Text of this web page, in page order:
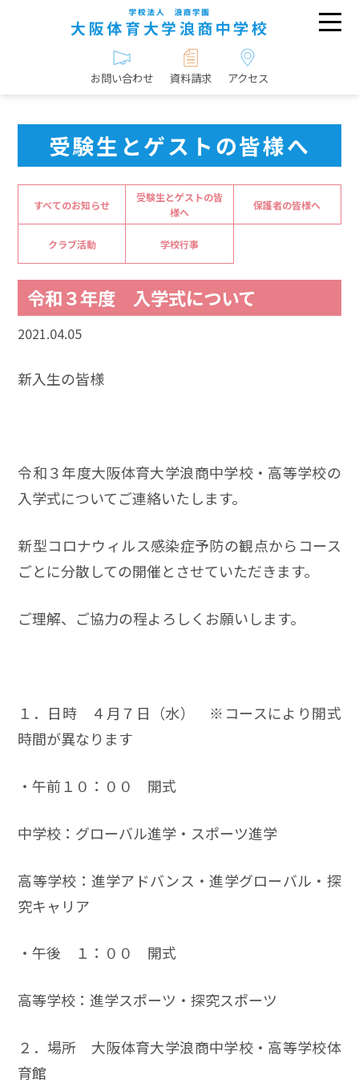
お問い合わせ 資料請求 アクセス
受験生とゲストの皆様へ
すべてのお知らせ
受験生とゲストの皆
様へ
保護者の皆様へ
クラブ活動 学校行事
令和３年度 入学式について
2021.04.05
新入生の皆様
令和３年度大阪体育大学浪商中学校・高等学校の
入学式についてご連絡いたします。
新型コロナウィルス感染症予防の観点からコース
ごとに分散しての開催とさせていただきます。
ご理解、ご協力の程よろしくお願いします。
１．日時 ４月７日（水） ※コースにより開式
時間が異なります
・午前１０：００ 開式
中学校：グローバル進学・スポーツ進学
高等学校：進学アドバンス・進学グローバル・探
究キャリア
・午後 １：００ 開式
高等学校：進学スポーツ・探究スポーツ
２．場所 大阪体育大学浪商中学校・高等学校体
育館